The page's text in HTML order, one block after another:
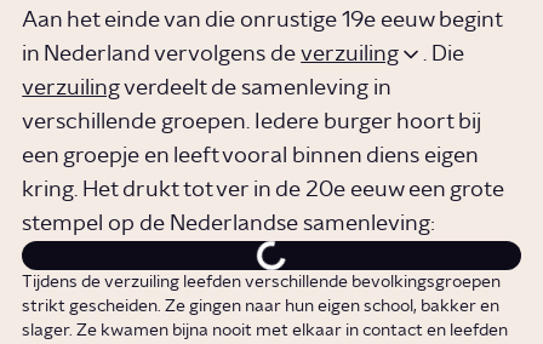
Aan het einde van die onrustige 19e eeuw begint
in Nederland vervolgens deverzuiling
. Die
verzuilingverdeelt de samenleving in
verschillende groepen. Iedere burger hoort bij
een groepje en leeft vooral binnen diens eigen
kring. Het drukt tot ver in de 20e eeuw een grote
stempel op de Nederlandse samenleving:
Tijdens de verzuiling leefden verschillende bevolkingsgroepen
strikt gescheiden. Ze gingen naar hun eigen school, bakker en
slager. Ze kwamen bijna nooit met elkaar in contact en leefden